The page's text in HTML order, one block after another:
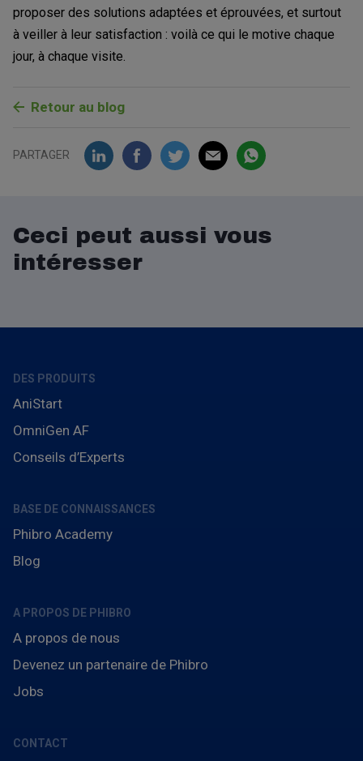
proposer des solutions adaptées et éprouvées, et surtout
à veiller à leur satisfaction : voilà ce qui le motive chaque
jour, à chaque visite.
Retour au blog
PARTAGER
Ceci peut aussi vous
intéresser
DES PRODUITS
AniStart
OmniGen AF
Conseils d’Experts
BASE DE CONNAISSANCES
Phibro Academy
Blog
A PROPOS DE PHIBRO
A propos de nous
Devenez un partenaire de Phibro
Jobs
CONTACT